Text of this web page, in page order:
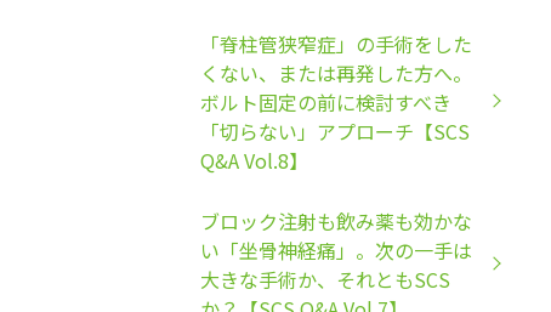
「脊柱管狭窄症」の手術をした
くない、または再発した方へ。
ボルト固定の前に検討すべき
「切らない」アプローチ【SCS
Q&A Vol.8】
ブロック注射も飲み薬も効かな
い「坐骨神経痛」。次の一手は
大きな手術か、それともSCS